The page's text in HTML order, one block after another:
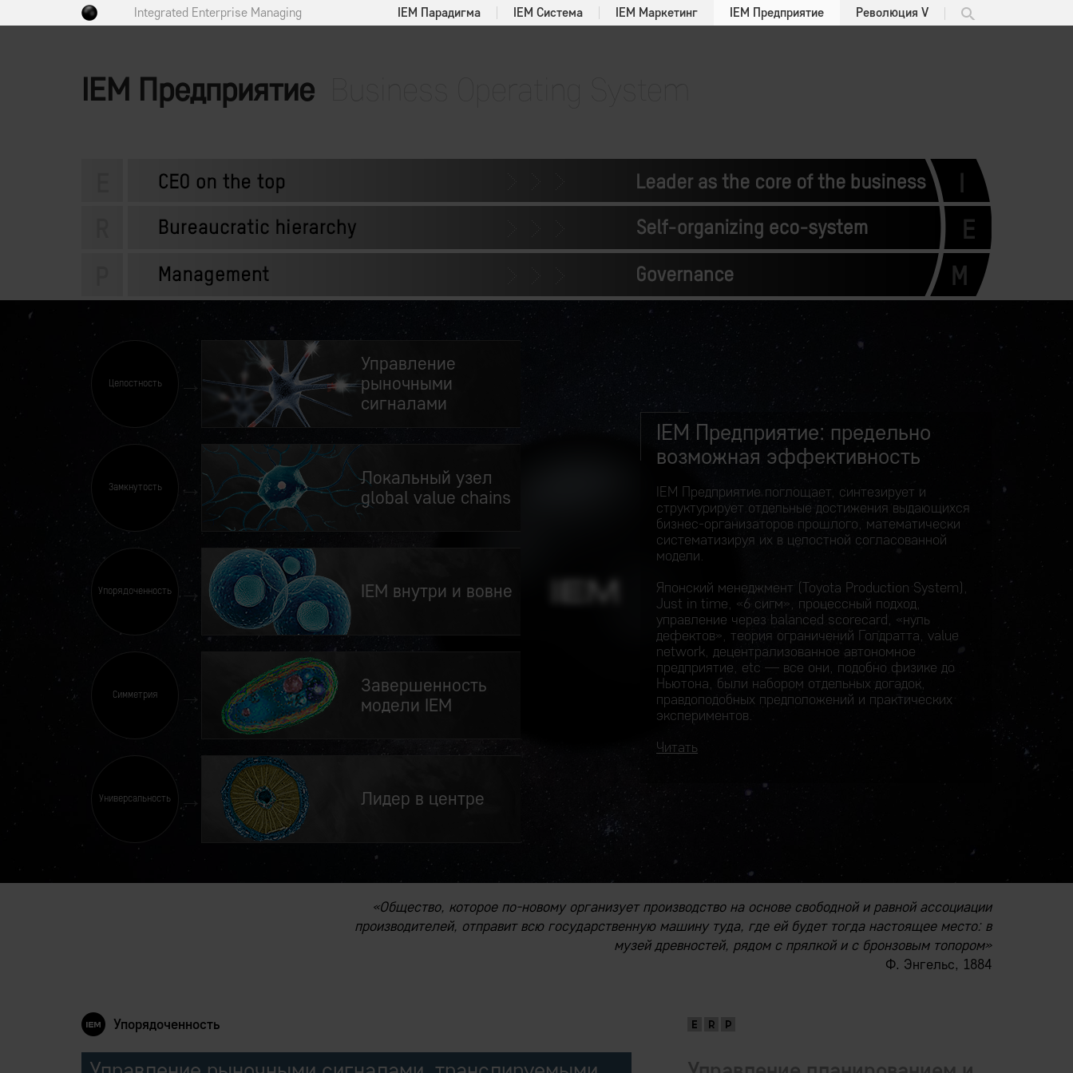
Integrated Enterprise Managing IEM Парадигма IEM Система IEM Маркетинг IEM Предприятие Революция V
IEM Предприятие
Целостность
Замкнутость
Упорядоченность
Симметрия
Универсальность
IEM Предприятие: предельно
возможная эффективность
IEM Предприятие поглощает, синтезирует и
структурирует отдельные достижения выдающихся
бизнес-организаторов прошлого, математически
систематизируя их в целостной согласованной
модели.
Японский менеджмент (Toyota Production System),
Just in time, «6 сигм», процессный подход,
управление через balanced scorecard, «нуль
дефектов», теория ограничений Голдратта, value
network, децентрализованное автономное
предприятие, etc — все они, подобно физике до
Ньютона, были набором отдельных догадок,
правдоподобных предположений и практических
экспериментов.
Читать
Управление
рыночными
сигналами
Локальный узел
global value chains
IEM внутри и вовне
Завершенность
модели IEM
Лидер в центре
«Общество, которое по-новому организует производство на основе свободной и равной ассоциации
производителей, отправит всю государственную машину туда, где ей будет тогда настоящее место: в
музей древностей, рядом с прялкой и с бронзовым топором»
Ф. Энгельс, 1884
Упорядоченность